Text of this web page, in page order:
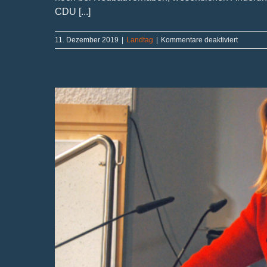
CDU [...]
11. Dezember 2019 Landtag Kommentare deaktiviertfür
Positives